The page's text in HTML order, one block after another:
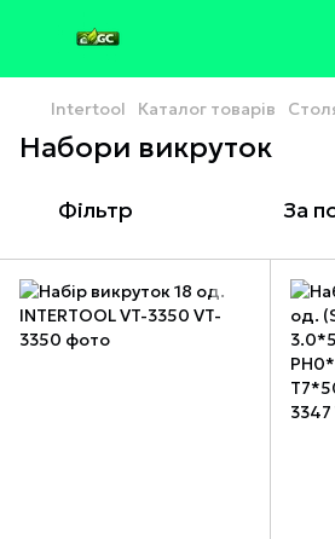
Intertool Каталог товарів
Набори викруток
Фільтр За